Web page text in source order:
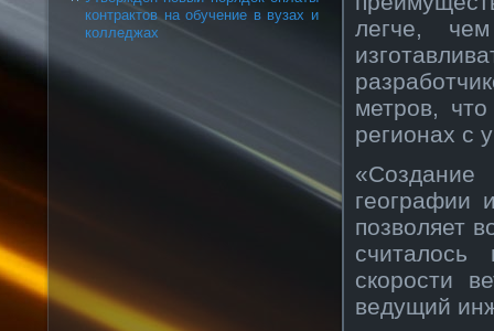
контрактов на обучение в вузах и
колледжах
легче, чем
метров,
регионах с
«Создание
географии
позволяет
считалось
скорости
ведущий